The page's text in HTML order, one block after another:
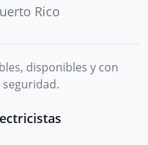
Rico
disponibles y con